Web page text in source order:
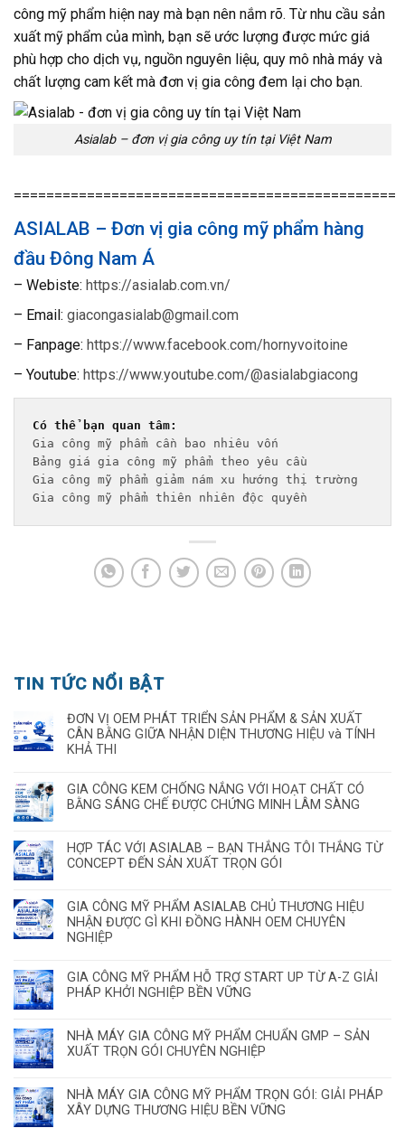
công mỹ phẩm hiện nay mà bạn nên nắm rõ. Từ nhu cầu sản
xuất mỹ phẩm của mình, bạn sẽ ước lượng được mức giá
phù hợp cho dịch vụ, nguồn nguyên liệu, quy mô nhà máy và
chất lượng cam kết mà đơn vị gia công đem lại cho bạn.
Asialab – đơn vị gia công uy tín tại Việt Nam
===============================================
ASIALAB – Đơn vị gia công mỹ phẩm hàng
đầu Đông Nam Á
– Webiste: https://asialab.com.vn/
– Email: giacongasialab@gmail.com
– Fanpage: https://www.facebook.com/hornyvoitoine
– Youtube: https://www.youtube.com/@asialabgiacong
Có thể bạn quan tâm:
Gia công mỹ phẩm cần bao nhiêu vốn
Bảng giá gia công mỹ phẩm theo yêu cầu
Gia công mỹ phẩm giảm nám xu hướng thị trường
Gia công mỹ phẩm thiên nhiên độc quyền
TIN TỨC NỔI BẬT
ĐƠN VỊ OEM PHÁT TRIỂN SẢN PHẨM & SẢN XUẤT
CÂN BẰNG GIỮA NHẬN DIỆN THƯƠNG HIỆU và TÍNH
KHẢ THI
GIA CÔNG KEM CHỐNG NẮNG VỚI HOẠT CHẤT CÓ
BẰNG SÁNG CHẾ ĐƯỢC CHỨNG MINH LÂM SÀNG
HỢP TÁC VỚI ASIALAB – BẠN THẮNG TÔI THẮNG TỪ
CONCEPT ĐẾN SẢN XUẤT TRỌN GÓI
GIA CÔNG MỸ PHẨM ASIALAB CHỦ THƯƠNG HIỆU
NHẬN ĐƯỢC GÌ KHI ĐỒNG HÀNH OEM CHUYÊN
NGHIỆP
GIA CÔNG MỸ PHẨM HỖ TRỢ START UP TỪ A-Z GIẢI
PHÁP KHỞI NGHIỆP BỀN VỮNG
NHÀ MÁY GIA CÔNG MỸ PHẨM CHUẨN GMP – SẢN
XUẤT TRỌN GÓI CHUYÊN NGHIỆP
NHÀ MÁY GIA CÔNG MỸ PHẨM TRỌN GÓI: GIẢI PHÁP
XÂY DỰNG THƯƠNG HIỆU BỀN VỮNG